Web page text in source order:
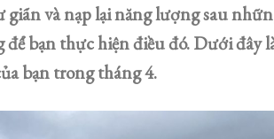
và nạp lại năng lượng sau
bạn thực hiện điều đó. Dưới đây
bạn trong tháng 4.